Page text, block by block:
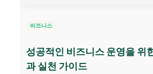
비즈니스
성공적인 비즈니스 운영을 위
과 실천 가이드